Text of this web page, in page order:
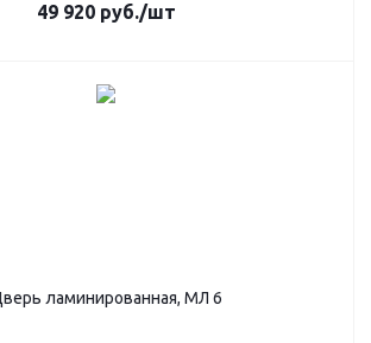
49 920руб./шт
ламинированная, МЛ 6